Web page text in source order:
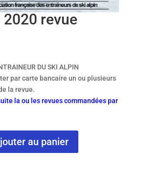
2020 revue
DU SKI ALPIN
par carte bancaire un ou plusieurs
la revue.
la ou les revues commandées par
au panier